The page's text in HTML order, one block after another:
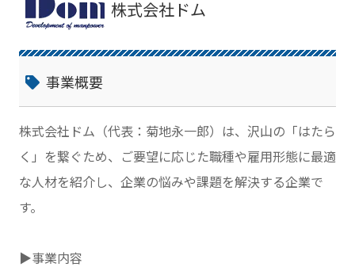
株式会社ドム
事業概要
株式会社ドム（代表：菊地永一郎）は、沢山の「はたら
く」を繋ぐため、ご要望に応じた職種や雇用形態に最適
な人材を紹介し、企業の悩みや課題を解決する企業で
す。
▶事業内容